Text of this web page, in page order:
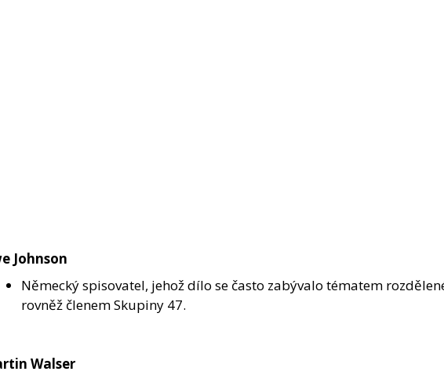
Johnson
Německý spisovatel, jehož dílo se často zabývalo tématem
rovněž členem Skupiny 47.
Walser